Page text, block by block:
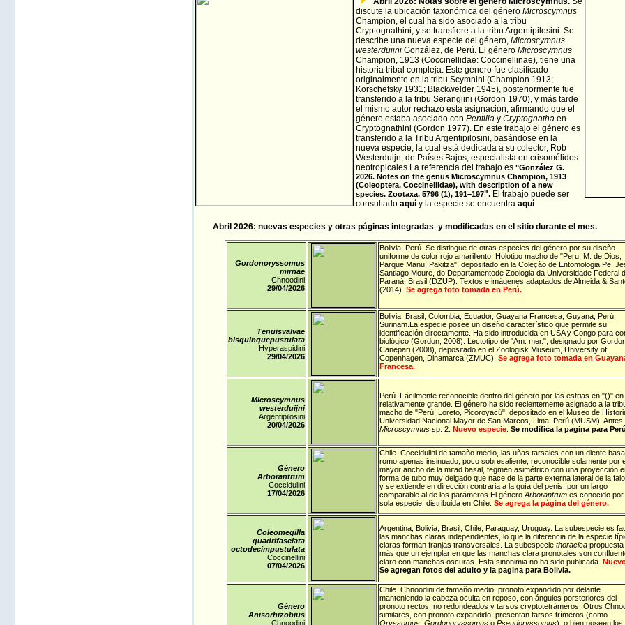
discute la ubicación taxonómica del género Microscymnus
Champion, el cual ha sido asociado a la tribu
Cryptognathini, y se transfiere a la tribu Argentipilosini. Se
describe una nueva especie del género, Microscymnus
westerduijniGonzález, de Perú. El género Microscymnus
Champion, 1913 (Coccinellidae: Coccinellinae), tiene una
historia tribal compleja. Este género fue clasificado
originalmente en la tribu Scymnini (Champion 1913;
Korschefsky 1931; Blackwelder 1945), posteriormente fue
transferido a la tribu Serangiini (Gordon 1970), y más tarde
el mismo autor rechazó esta asignación, afirmando que el
género estaba asociado con Pentiliay Cryptognathaen
Cryptognathini (Gordon 1977). En este trabajo el género es
transferido a la Tribu Argentipilosini, basándose en la
nueva especie, la cual está dedicada a su colector, Rob
Westerduijn, de Países Bajos, especialista en crisomélidos
neotropicales.La referencia del trabajo es "González G.
2026.Notes on the genus Microscymnus Champion, 1913
(Coleoptera, Coccinellidae), with description of a new
species. Zootaxa, 5796 (1), 191–197". El trabajo puede ser
consultado aquíy la especie se encuentra aquí.
Abril 2026: nuevas especies y otras páginas integradas y modificadas en el sitio durante el mes.
Gordonoryssomus
mirnae
Chnoodini
29/04/2026
Bolivia Perú . Se distingue de otras especies del género por su diseño
uniforme de color rojo amarillento. Holotipo macho de "Peru, M. de Dios,
Parque Manu, Pakitza", depositado en la Coleção de Entomologia Pe.
Santiago Moure, do Departamentode Zoologia da Universidade Federal
Paraná, Brasil (DZUP). Textos e imágenes adaptados de Almeida &
(2014). Se agrega foto tomada en Perú.
Tenuisvalvae
bisquinquepustulata
Hyperaspidini
29/04/2026
Bolivia Brasil Colombia Ecuador, Guayana Francesa Guyana Perú
Surinam .La especie posee un diseño característico qiue permite su
identificación directamente. Ha sido introducida en USA y Congo para
biológico (Gordon, 2008). Lectotipo de "Am. mer.", designado por
Canepari (2008), depositado en el Zoologisk Museum, University of
Copenhagen, Dinamarca (ZMUC). Se agrega foto tomada en
Francesa.
Microscymnus
westerduijni
Argentipilosini
20/04/2026
Perú Fácilmente reconocible dentro del género por las estrias en "()"
relativamente grande. El género ha sido recientemente asignado a la
macho de "Perú, Loreto, Picoroyacú", depositado en el Museo de
Universidad Nacional Mayor de San Marcos, Lima, Perú (MUSM). Antes
Microscymnus sp. 2. Nuevo especie Se modifica la pagina para
Género
Arborantrum
Coccidulini
17/04/2026
Chile Coccidulini de tamaño medio, las uñas tarsales con un diente
romo apenas insinuado, poco sobresaliente, reconocible solamente por
mayor ancho de la mitad basal , tegmen asimétrico con una proyección
forma de tubo muy delgado que nace de la parte externa lateral de la
y se extiende en dirección contraria a la guía del penis, por un largo
comparable al de los parámeros. El género Arborantrum es conocido por
sola especie, distribuida en Chile. Se agrega la página del género.
Coleomegilla
quadrifasciata
octodecimpustulata
Coccinellini
07/04/2026
Argentina Bolivia Brasil Chile Paraguay, Uruguay. La subespecie es
las manchas claras independientes, lo que la diferencia de la especie
claras forman franjas transversales. La subespecie thoracica
más que un ejemplar en que las manchas clara pronotales son
claro con manchas oscuras. Esta sinonimia no ha sido publicada.
Se agregan fotos del adulto y la pagina para Bolivia.
Género
Anisorhizobius
Chnoodini
Chile Chnoodini de tamaño medio, pronoto expandido por delante
manteniendo la cabeza oculta en reposo, con ángulos porsteriores del
pronoto rectos, no redondeados y tarsos cryptotetrámeros. Otros
similares, con pronoto expandido, presentan tarsos trímeros (como
Oryssomus Gordonoryssomus o Pseudoryssomus), o bien poseen los